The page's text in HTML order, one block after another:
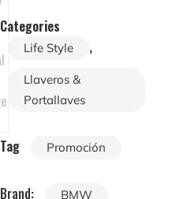
Categories
Life Style ,
Llaveros &
Portallaves
Tag Promoción
Brand: BMW